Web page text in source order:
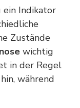
ein Indikator
Zustände
wichtig
in der Regel
während